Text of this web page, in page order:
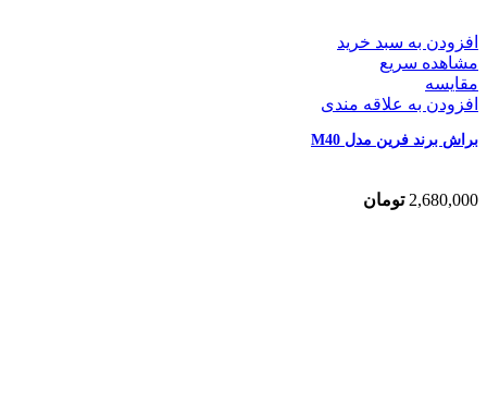
افزودن به سبد خرید
مشاهده سریع
مقایسه
افزودن به علاقه مندی
براش برند فرین مدل M40
2,680,000 تومان